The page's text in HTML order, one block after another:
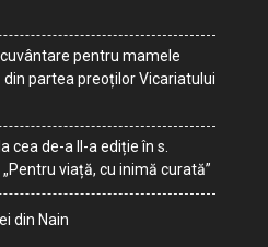
pentru mamele
partea preoților Vicariatului
cea de-a II-a ediție în s.
viață, cu inimă curată”
din Nain